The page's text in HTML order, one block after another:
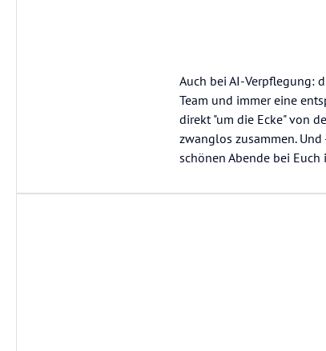
Auch bei AI-Verpflegung:
Team und immer eine
direkt "um die Ecke" von
zwanglos zusammen.
schönen Abende bei